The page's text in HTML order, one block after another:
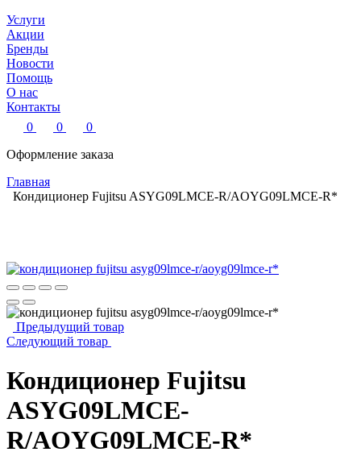
Услуги
Акции
Бренды
Новости
Помощь
О нас
Контакты
0
0
0
Оформление заказа
Главная
Кондиционер Fujitsu ASYG09LMCE-R/AOYG09LMCE-R*
Предыдущий товар
Следующий товар
Кондиционер Fujitsu
ASYG09LMCE-
R/AOYG09LMCE-R*